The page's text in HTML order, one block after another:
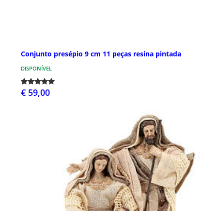
Conjunto presépio 9 cm 11 peças resina pintada
DISPONÍVEL
€ 59,00